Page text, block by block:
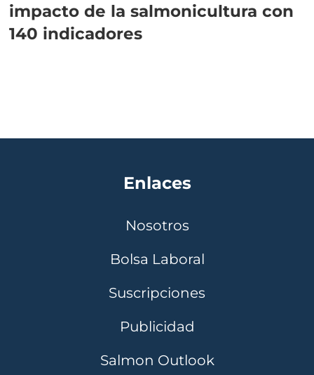
impacto de la salmonicultura con
140 indicadores
Enlaces
Nosotros
Bolsa Laboral
Suscripciones
Publicidad
Salmon Outlook